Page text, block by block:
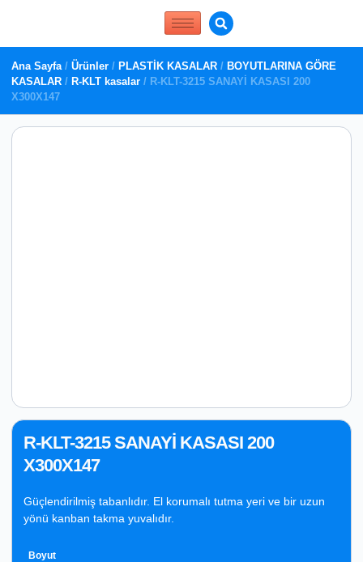
Ana Sayfa/ Ürünler / PLASTİK KASALAR / BOYUTLARINA GÖRE
KASALAR / R-KLT kasalar / R-KLT-3215 SANAYİ KASASI 200
X300X147
R-KLT-3215 SANAYİ KASASI 200
X300X147
Güçlendirilmiş tabanlıdır. El korumalı tutma yeri ve bir uzun
yönü kanban takma yuvalıdır.
Boyut